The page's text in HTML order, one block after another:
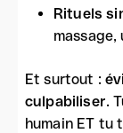
Rituels
massage,
Et surtout :
culpabiliser.
humain ET tu